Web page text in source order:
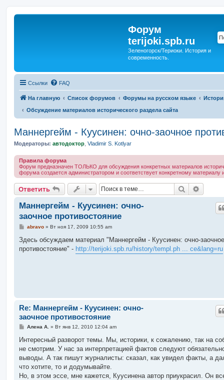
Форум
terijoki.spb.ru
Зеленогорск/Териоки. История и
современность.
Ссылки FAQ
На главную Список форумов Форумы на русском языке
Обсуждение материалов исторического раздела сайта
Маннергейм - Куусинен: очно-заочное
Модераторы: автодоктор Vladimir S. Kotlyar
Правила форума
Форум предназначен ТОЛЬКО для обсуждения конкретных материалов
форума создается администратором и соответствует конкретному материалу
Ответить Поиск
Маннергейм - Куусинен: очно-
заочное противостояние
С
о
б
щ
abravo» Вт ноя 17, 2009 10:55 am
Здесь обсуждаем материал "Маннергейм - Куусинен: очно-заочное
противостояние" - http://terijoki.spb.ru/history/templ.ph ... ce&lang=ru
Re: Маннергейм - Куусинен: очно-
заочное противостояние
С
о
щ
е
и
е
Алена А. » Вт янв 12, 2010 12:04 am
Интересный разворот темы. Мы, историки, к сожалению, так на
не смотрим. У нас за интерпретацией фактов следуют
выводы. А так пишут журналисты: сказал, как увидел факты, а
что хотите, то и додумывайте.
Но, в этом эссе, мне кажется, Куусинена автор приукрасил. Он